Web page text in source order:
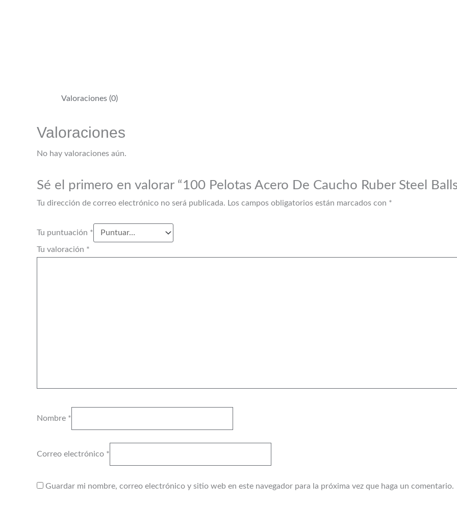
Valoraciones (0)
Valoraciones
No hay valoraciones aún.
Sé el primero en valorar “100 Pelotas Acero De Caucho Ruber Steel
Tu dirección de correo electrónico no será publicada. Los campos obligatorios están marcados con *
Tu puntuación *
Tu valoración *
Nombre *
Correo electrónico *
Guardar mi nombre, correo electrónico y sitio web en este navegador para la próxima vez que haga un comentario.